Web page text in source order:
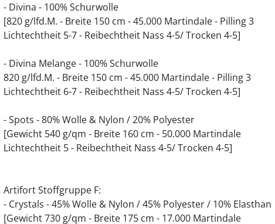
- Divina - 100% Schurwolle
[820 g/lfd.M. - Breite 150 cm - 45.000 Martindale - Pilling 3
Lichtechtheit 5-7 - Reibechtheit Nass 4-5/ Trocken 4-5]
- Divina Melange - 100% Schurwolle
820 g/lfd.M. - Breite 150 cm - 45.000 Martindale - Pilling 3
Lichtechtheit 6-7 - Reibechtheit Nass 4-5/ Trocken 4-5]
- Spots - 80% Wolle & Nylon / 20% Polyester
[Gewicht 540 g/qm - Breite 160 cm - 50.000 Martindale
Lichtechtheit 5 - Reibechtheit Nass 4-5/ Trocken 4-5]
Artifort Stoffgruppe F:
- Crystals - 45% Wolle & Nylon / 45% Polyester / 10% Elasthan
[Gewicht 730 g/qm - Breite 175 cm - 17.000 Martindale